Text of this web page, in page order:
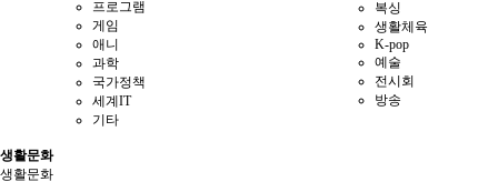
프로그램
게임
애니
과학
국가정책
세계IT
기타
복싱
생활체육
K-pop
예술
전시회
방송
생활문화
생활문화